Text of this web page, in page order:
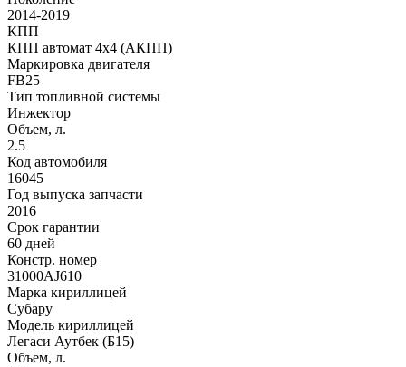
2014-2019
КПП
КПП автомат 4х4 (АКПП)
Маркировка двигателя
FB25
Тип топливной системы
Инжектор
Объем, л.
2.5
Код автомобиля
16045
Год выпуска запчасти
2016
Срок гарантии
60 дней
Констр. номер
31000AJ610
Марка кириллицей
Субару
Модель кириллицей
Легаси Аутбек (Б15)
Объем, л.